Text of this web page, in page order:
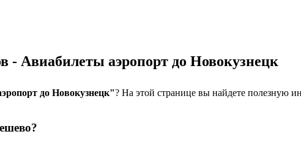
- Авиабилеты аэропорт до Новокузнецк
до Новокузнецк"? На этой странице вы найдете полезную